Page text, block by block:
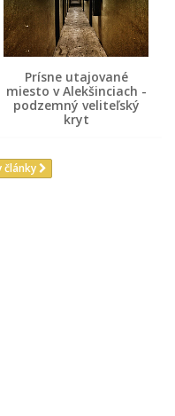
Prísne utajované
miesto v Alekšinciach -
podzemný veliteľský
kryt
články